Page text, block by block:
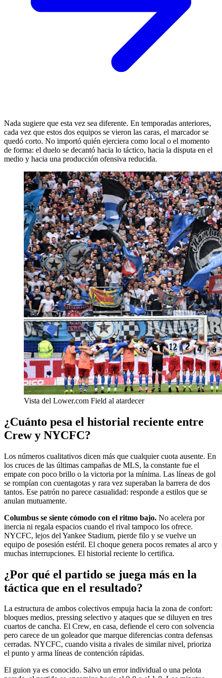
Nada sugiere que esta vez sea diferente. En temporadas anteriores,
cada vez que estos dos equipos se vieron las caras, el marcador se
quedó corto. No importó quién ejerciera como local o el momento
de forma: el duelo se decantó hacia lo táctico, hacia la disputa en el
medio y hacia una producción ofensiva reducida.
Vista del Lower.com Field al atardecer
¿Cuánto pesa el historial reciente entre
Crew y NYCFC?
Los números cualitativos dicen más que cualquier cuota ausente. En
los cruces de las últimas campañas de MLS, la constante fue el
empate con poco brillo o la victoria por la mínima. Las líneas de gol
se rompían con cuentagotas y rara vez superaban la barrera de dos
tantos. Ese patrón no parece casualidad: responde a estilos que se
anulan mutuamente.
Columbus se siente cómodo con el ritmo bajo. No acelera por
inercia ni regala espacios cuando el rival tampoco los ofrece.
NYCFC, lejos del Yankee Stadium, pierde filo y se vuelve un
equipo de posesión estéril. El choque genera pocos remates al arco y
muchas interrupciones. El historial reciente lo certifica.
¿Por qué el partido se juega más en la
táctica que en el resultado?
La estructura de ambos colectivos empuja hacia la zona de confort:
bloques medios, pressing selectivo y ataques que se diluyen en tres
cuartos de cancha. El Crew, en casa, defiende el cero con solvencia
pero carece de un goleador que marque diferencias contra defensas
cerradas. NYCFC, cuando visita a rivales de similar nivel, prioriza
el punto y arma líneas de contención rápidas.
El guion ya es conocido. Salvo un error individual o una pelota